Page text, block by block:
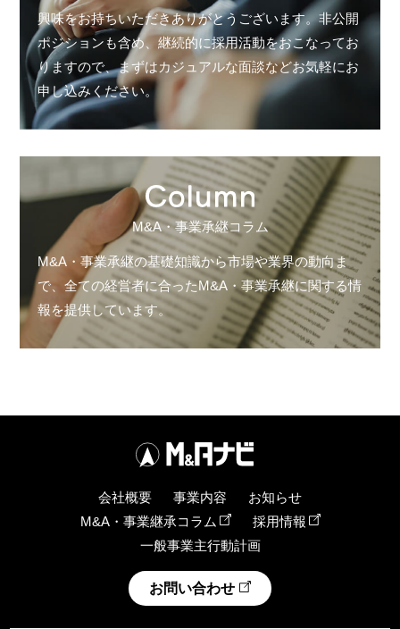
興味をお持ちいただきありがとうございます。非公開
ポジションも含め、継続的に採用活動をおこなってお
りますので、まずはカジュアルな面談などお気軽にお
申し込みください。
M&A・事業承継コラム
M&A・事業承継の基礎知識から市場や業界の動向ま
で、全ての経営者に合ったM&A・事業承継に関する情
報を提供しています。
会社概要 事業内容
お知らせ
M&A・事業継承コラム
採用情報
一般事業主行動計画
お問い合わせ